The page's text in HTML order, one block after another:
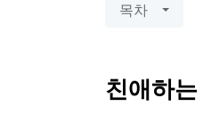
목차
친애하